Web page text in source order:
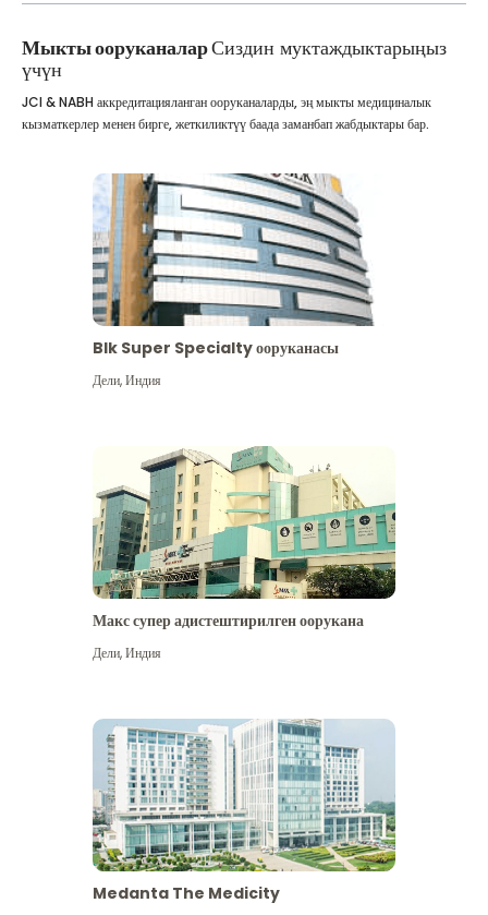
Мыкты ооруканаларСиздин муктаждыктарыңыз
үчүн
JCI & NABH аккредитацияланган ооруканаларды, эң мыкты медициналык
кызматкерлер менен бирге, жеткиликтүү баада заманбап жабдыктары бар.
Blk Super Specialty ооруканасы
Дели,Индия
Макс супер адистештирилген оорукана
Дели,Индия
Medanta The Medicity